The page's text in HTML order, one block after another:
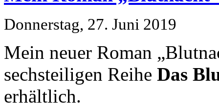
Donnerstag, 27. Juni 2019
Mein neuer Roman
sechsteiligen Reihe Das
erhältlich.